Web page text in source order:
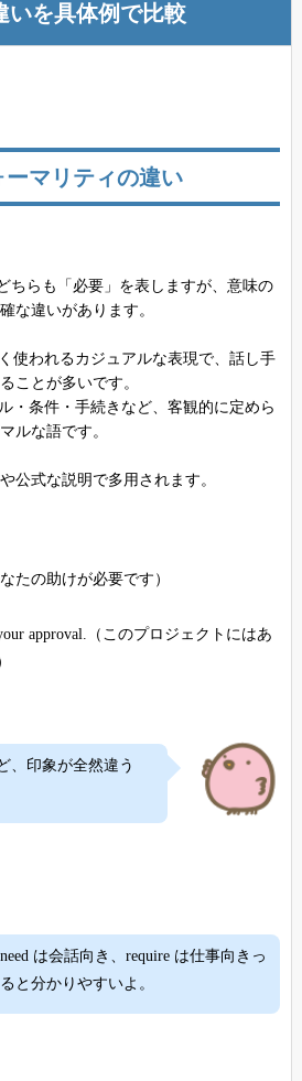
いを具体例で比較
マリティの違い
どちらも「必要」を表しますが、意味の
な違いがあります。
使われるカジュアルな表現で、話し手
ことが多いです。
・条件・手続きなど、客観的に定めら
ルな語です。
公式な説明で多用されます。
たの助けが必要です）
approval.（このプロジェクトにはあ
、印象が全然違う
は会話向き、require は仕事向きっ
と分かりやすいよ。